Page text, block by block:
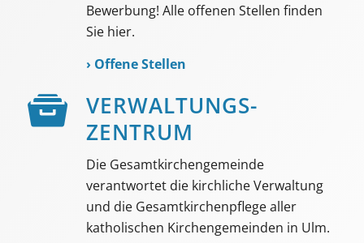
Bewerbung! Alle offenen Stellen finden
Sie hier.
› Offene Stellen
VER­WALTUNGS­­
ZENTRUM
Die Gesamtkirchengemeinde
verantwortet die kirchliche Verwaltung
und die Gesamtkirchenpflege aller
katholischen Kirchengemeinden in Ulm.